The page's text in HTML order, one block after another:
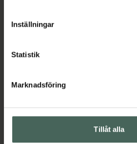
cookieinställningar. Ett återkallat
lagligheten av behandling som
Inställningar
Statistik
Marknadsföring
Tillåt alla